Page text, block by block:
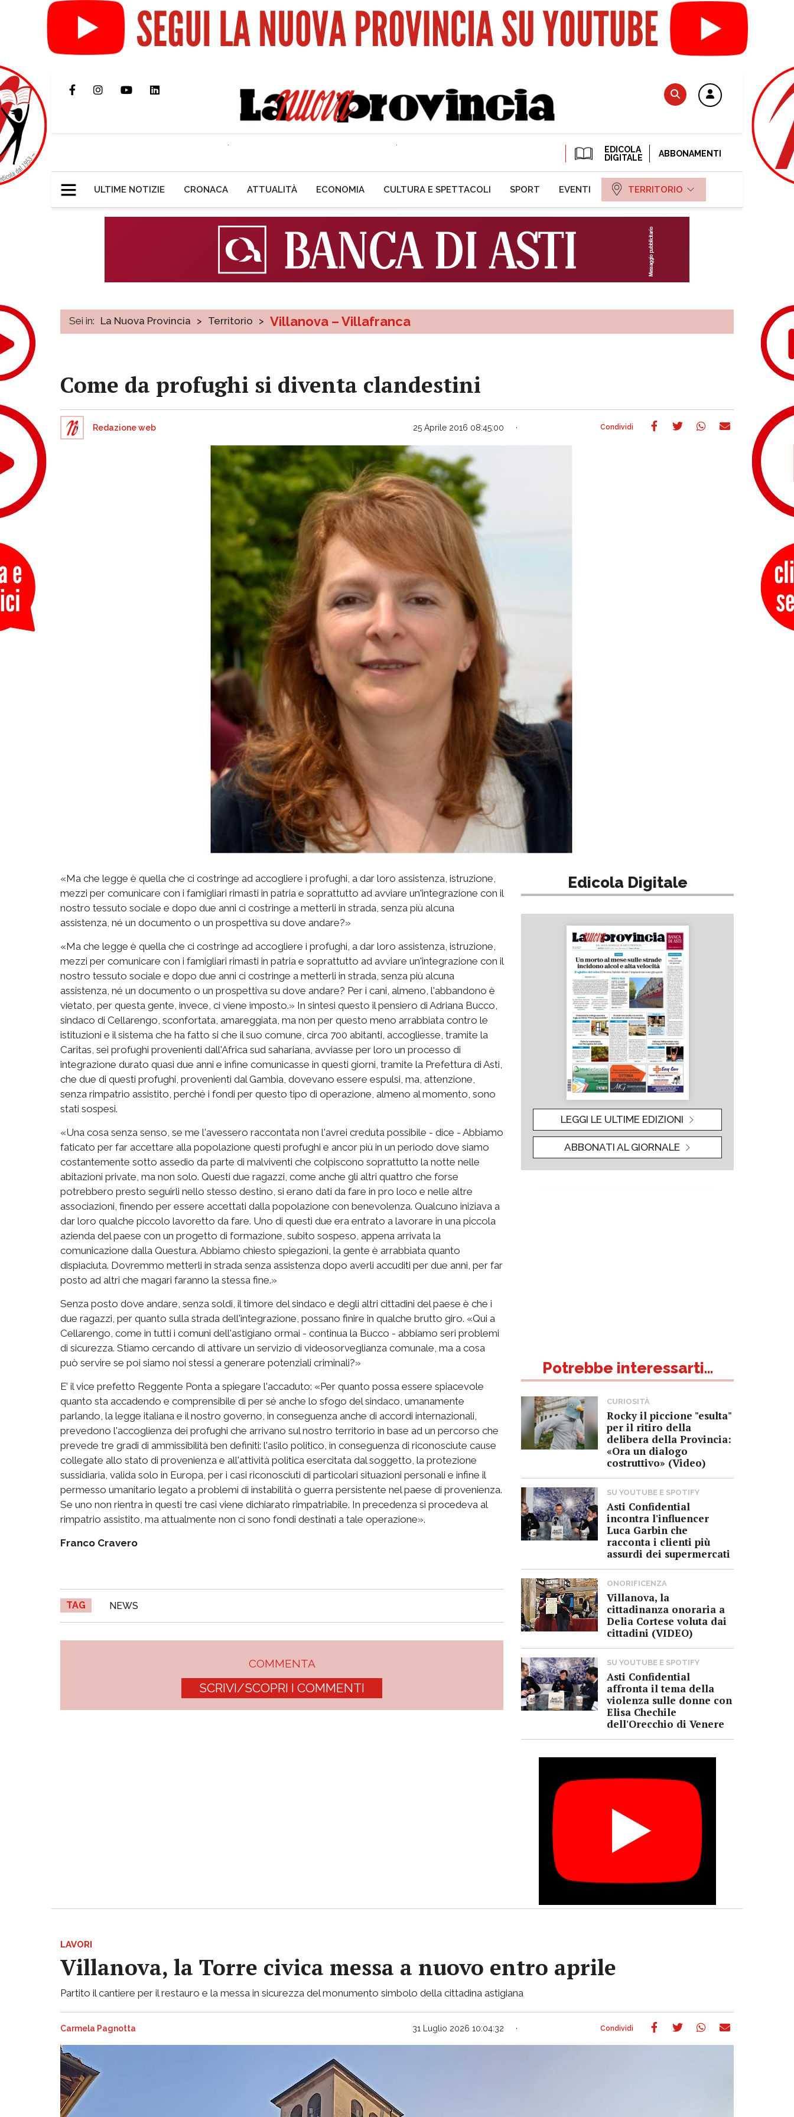
EDICOLA
DIGITALE
ABBONAMENTI
ULTIME NOTIZIE CRONACA ATTUALITÀ ECONOMIA CULTURA E SPETTACOLI SPORT EVENTI TERRITORIO
Sei in: La Nuova Provincia > Territorio > Villanova – Villafranca
Come da profughi si diventa clandestini
Redazione web 25 Aprile 2016 08:45:00
«Ma che legge è quella che ci costringe ad accogliere i profughi, a dar loro assistenza, istruzione,
mezzi per comunicare con i famigliari rimasti in patria e soprattutto ad avviare un'integrazione con il
nostro tessuto sociale e dopo due anni ci costringe a metterli in strada, senza più alcuna
assistenza, né un documento o un prospettiva su dove andare?»
«Ma che legge è quella che ci costringe ad accogliere i profughi, a dar loro assistenza, istruzione,
mezzi per comunicare con i famigliari rimasti in patria e soprattutto ad avviare un'integrazione con il
nostro tessuto sociale e dopo due anni ci costringe a metterli in strada, senza più alcuna
assistenza, né un documento o un prospettiva su dove andare? Per i cani, almeno, l'abbandono è
vietato, per questa gente, invece, ci viene imposto.» In sintesi questo il pensiero di Adriana Bucco,
sindaco di Cellarengo, sconfortata, amareggiata, ma non per questo meno arrabbiata contro le
istituzioni e il sistema che ha fatto si che il suo comune, circa 700 abitanti, accogliesse, tramite la
Caritas, sei profughi provenienti dall'Africa sud sahariana, avviasse per loro un processo di
integrazione durato quasi due anni e infine comunicasse in questi giorni, tramite la Prefettura di Asti,
che due di questi profughi, provenienti dal Gambia, dovevano essere espulsi, ma, attenzione,
senza rimpatrio assistito, perché i fondi per questo tipo di operazione, almeno al momento, sono
stati sospesi.
«Una cosa senza senso, se me l'avessero raccontata non l'avrei creduta possibile - dice - Abbiamo
faticato per far accettare alla popolazione questi profughi e ancor più in un periodo dove siamo
costantemente sotto assedio da parte di malviventi che colpiscono soprattutto la notte nelle
abitazioni private, ma non solo. Questi due ragazzi, come anche gli altri quattro che forse
potrebbero presto seguirli nello stesso destino, si erano dati da fare in pro loco e nelle altre
associazioni, finendo per essere accettati dalla popolazione con benevolenza. Qualcuno iniziava a
dar loro qualche piccolo lavoretto da fare. Uno di questi due era entrato a lavorare in una piccola
azienda del paese con un progetto di formazione, subito sospeso, appena arrivata la
comunicazione dalla Questura. Abbiamo chiesto spiegazioni, la gente è arrabbiata quanto
dispiaciuta. Dovremmo metterli in strada senza assistenza dopo averli accuditi per due anni, per far
posto ad altri che magari faranno la stessa fine.»
Senza posto dove andare, senza soldi, il timore del sindaco e degli altri cittadini del paese è che i
due ragazzi, per quanto sulla strada dell'integrazione, possano finire in qualche brutto giro. «Qui a
Cellarengo, come in tutti i comuni dell'astigiano ormai - continua la Bucco - abbiamo seri problemi
di sicurezza. Stiamo cercando di attivare un servizio di videosorveglianza comunale, ma a cosa
può servire se poi siamo noi stessi a generare potenziali criminali?»
E’ il vice prefetto Reggente Ponta a spiegare l'accaduto: «Per quanto possa essere spiacevole
quanto sta accadendo e comprensibile di per sé anche lo sfogo del sindaco, umanamente
parlando, la legge italiana e il nostro governo, in conseguenza anche di accordi internazionali,
prevedono l'accoglienza dei profughi che arrivano sul nostro territorio in base ad un percorso che
prevede tre gradi di ammissibilità ben definiti: l'asilo politico, in conseguenza di riconosciute cause
collegate allo stato di provenienza e all'attività politica esercitata dal soggetto, la protezione
sussidiaria, valida solo in Europa, per i casi riconosciuti di particolari situazioni personali e infine il
permesso umanitario legato a problemi di instabilità o guerra persistente nel paese di provenienza.
Se uno non rientra in questi tre casi viene dichiarato rimpatriabile. In precedenza si procedeva al
rimpatrio assistito, ma attualmente non ci sono fondi destinati a tale operazione».
Franco Cravero
TAG NEWS
COMMENTA
SCRIVI/SCOPRI I COMMENTI
Edicola Digitale
LEGGI LE ULTIME EDIZIONI
ABBONATI AL GIORNALE
Potrebbe interessarti...
CURIOSITÀ
Rocky il piccione "esulta"
per il ritiro della
delibera della Provincia:
«Ora un dialogo
costruttivo» (Video)
SU YOUTUBE E SPOTIFY
Asti Confidential
incontra l'influencer
Luca Garbin che
racconta i clienti più
assurdi dei supermercati
ONORIFICENZA
Villanova, la
cittadinanza onoraria a
Delia Cortese voluta dai
cittadini (VIDEO)
SU YOUTUBE E SPOTIFY
Asti Confidential
affronta il tema della
violenza sulle donne con
Elisa Chechile
dell'Orecchio di Venere
LAVORI
Villanova, la Torre civica messa a nuovo entro aprile
Partito il cantiere per il restauro e la messa in sicurezza del monumento simbolo della cittadina astigiana
Carmela Pagnotta 31 Luglio 2026 10:04:32